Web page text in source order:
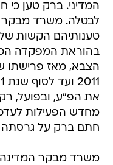
המדיני. ברק טען כי
לבטלה. משרד מבקר
טענותיהם הקשות של
בהוראת המפקדה
הצבא, מאז פרישתו
חתם ברק על גרסתה
משרד מבקר המדינה